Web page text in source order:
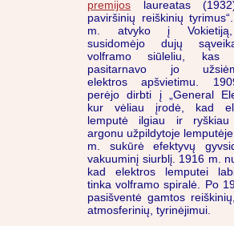
premijos laureatas
paviršinių reiškinių
m. atvyko į
susidomėjo dujų
volframo siūleliu, kas
pasitarnavo jo
elektros apšvietimu.
perėjo dirbti į „General
kur vėliau įrodė, kad
lemputė ilgiau ir ryškiau
argonu užpildytoje
m. sukūrė efektyvų
vakuuminį siurblį. 1916 m.
kad elektros lemputei
tinka volframo spiralė. Po
pasišventė gamtos
atmosferinių, tyrinėjimui.